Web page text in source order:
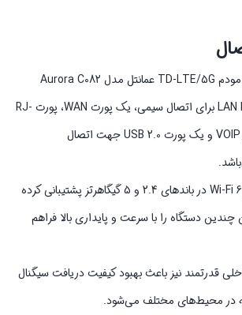
از نظر امکانات اتصال، مودم TD-LTE/5G عمانتل مدل Aurora C082
دارای دو پورت LAN RJ-45 برای اتصال سیمی، یک پورت WAN، پورت RJ-
11 مخصوص تلفن‌های VOIP و یک پورت USB 2.0 جهت اتصال
این مودم همچنین از Wi-Fi 6 در باندهای 2.4 و 5 گیگاهرتز پشتیبانی کرده
دستگاه را با سرعت و پایداری بالا فراهم
از ۷ آنتن داخلی قدرتمند نیز باعث بهبود کیفیت دریافت سیگنال
در محیط‌های مختلف می‌شود.